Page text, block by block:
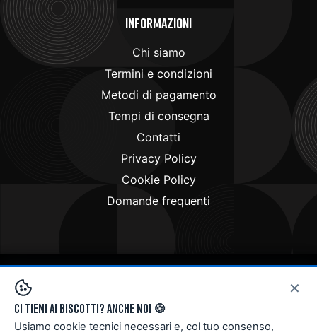
Informazioni
Chi siamo
Termini e condizioni
Metodi di pagamento
Tempi di consegna
Contatti
Privacy Policy
Cookie Policy
Domande frequenti
Copyright © 2024 . All rights reserved
×
Ci tieni ai biscotti? Anche noi 🍪
Usiamo cookie tecnici necessari e, col tuo consenso,